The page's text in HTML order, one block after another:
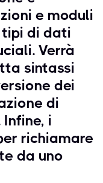
e moduli
tipi di dati
Verrà
sintassi
dei
di
i
richiamare
da uno